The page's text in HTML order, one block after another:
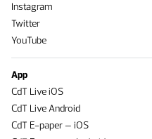
Instagram
Twitter
YouTube
App
CdT Live iOS
CdT Live Android
CdT E-paper – iOS